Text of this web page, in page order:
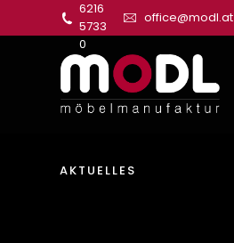
6216
5733
0
office@modl.at
AKTUELLES